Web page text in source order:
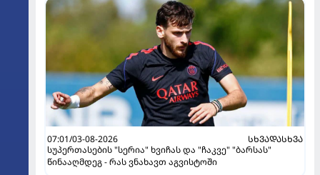
07:01/03-08-2026
ᲡᲮᲕᲐᲓᲐᲡᲮᲕᲐ
სუპერთასების "სერია" ხვიჩას და "ჩაკვე" "ბარსას"
წინააღმდეგ - რას ვნახავთ აგვისტოში